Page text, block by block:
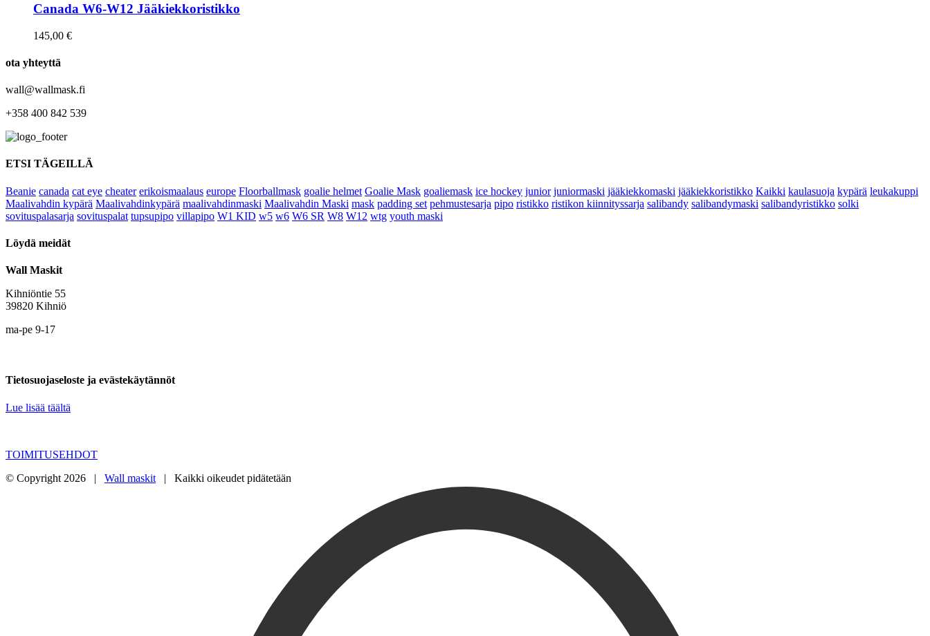
Canada W6-W12 Jääkiekkoristikko
145,00 €
ota yhteyttä
wall@wallmask.fi
+358 400 842 539
ETSI TÄGEILLÄ
Beanie canada cat eye cheater erikoismaalaus europe Floorballmask goalie helmet Goalie Mask goaliemask ice hockey junior juniormaski jääkiekkomaski jääkiekkoristikko Kaikki kaulasuoja kypärä leukakuppi
Maalivahdin kypärä Maalivahdinkypärä maalivahdinmaski Maalivahdin Maski mask padding set pehmustesarja pipo ristikko ristikon kiinnityssarja salibandy salibandymaski salibandyristikko solki
sovituspalasarja sovituspalat tupsupipo villapipo W1 KID w5 w6 W6 SR W8 W12 wtg youth maski
Löydä meidät
Wall Maskit
Kihniöntie 55
39820 Kihniö
ma-pe 9-17
Tietosuojaseloste ja evästekäytännöt
Lue lisää täältä
TOIMITUSEHDOT
© Copyright 2026 | Wall maskit | Kaikki oikeudet pidätetään